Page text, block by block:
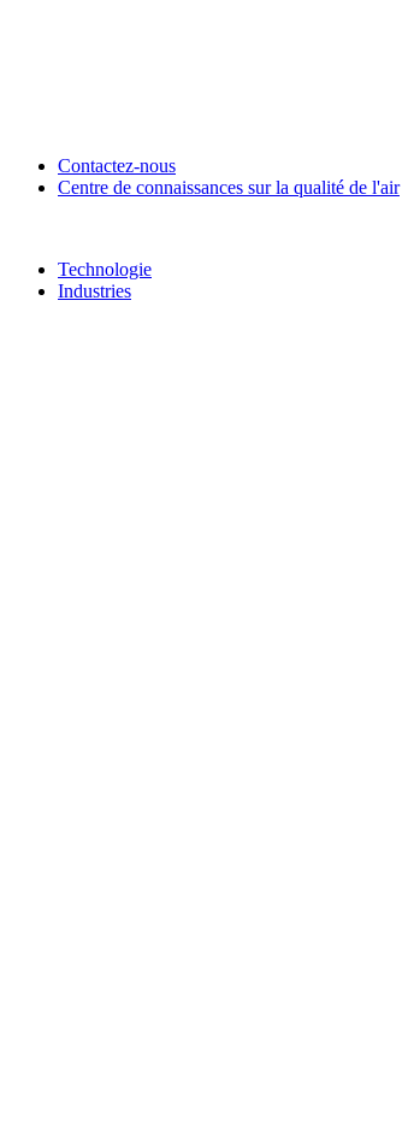
Contactez-nous
Centre de connaissances sur la qualité de l'air
Technologie
Industries